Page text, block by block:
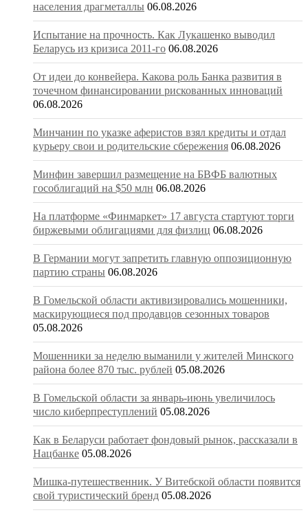
населения драгметаллы 06.08.2026
Испытание на прочность. Как Лукашенко выводил
Беларусь из кризиса 2011-го 06.08.2026
От идеи до конвейера. Какова роль Банка развития в
точечном финансировании рискованных инноваций
06.08.2026
Минчанин по указке аферистов взял кредиты и отдал
курьеру свои и родительские сбережения 06.08.2026
Минфин завершил размещение на БВФБ валютных
гособлигаций на $50 млн 06.08.2026
На платформе «Финмаркет» 17 августа стартуют торги
биржевыми облигациями для физлиц 06.08.2026
В Германии могут запретить главную оппозиционную
партию страны 06.08.2026
В Гомельской области активизировались мошенники,
маскирующиеся под продавцов сезонных товаров
05.08.2026
Мошенники за неделю выманили у жителей Минского
района более 870 тыс. рублей 05.08.2026
В Гомельской области за январь-июнь увеличилось
число киберпреступлений 05.08.2026
Как в Беларуси работает фондовый рынок, рассказали в
Нацбанке 05.08.2026
Мишка-путешественник. У Витебской области появится
свой туристический бренд 05.08.2026